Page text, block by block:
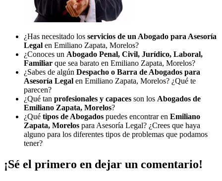
¿Has necesitado los servicios de un Abogado para Asesoría
Legal en Emiliano Zapata, Morelos?
¿Conoces un Abogado Penal, Civil, Jurídico, Laboral,
Familiar que sea barato en Emiliano Zapata, Morelos?
¿Sabes de algún Despacho o Barra de Abogados para
Asesoría Legal en Emiliano Zapata, Morelos? ¿Qué te
parecen?
¿Qué tan profesionales y capaces son los Abogados de
Emiliano Zapata, Morelos?
¿Qué tipos de Abogados puedes encontrar en Emiliano
Zapata, Morelos para Asesoría Legal? ¿Crees que haya
alguno para los diferentes tipos de problemas que podamos
tener?
¡Sé el primero en dejar un comentario!